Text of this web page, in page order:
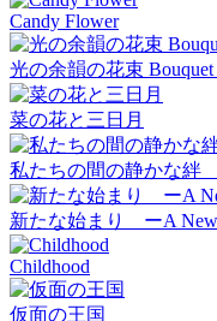
Candy Flower
光の余韻の花束
菜の花と三日月
私たちの間の静かな絆
新たな始まり ーA New
Childhood
仮面の王国